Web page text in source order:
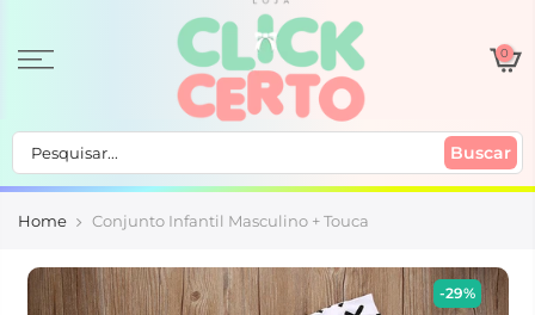
0
Buscar
Home Conjunto Infantil Masculino + Touca
-29%